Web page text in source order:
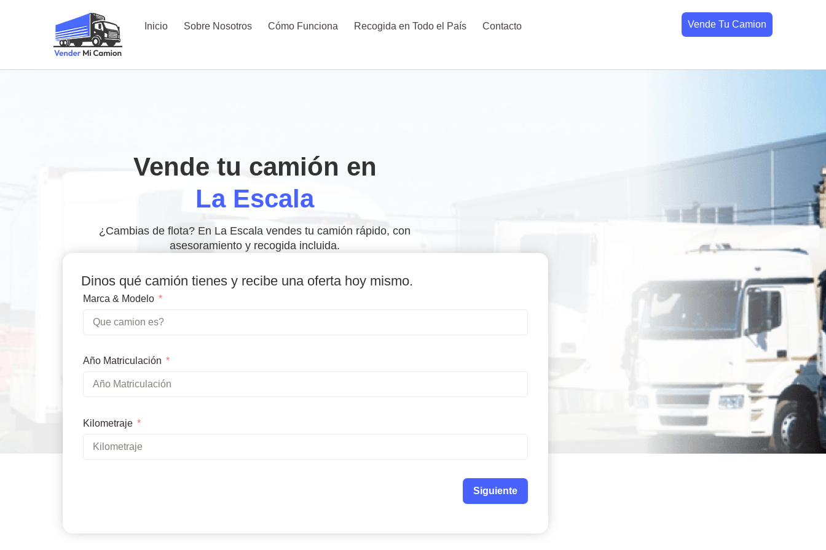
Inicio Sobre Nosotros Cómo Funciona Recogida en Todo el País Contacto Vende Tu Camion
Vende tu camión en
La Escala
¿Cambias de flota? En La Escala vendes tu camión rápido, con
asesoramiento y recogida incluida.
Dinos qué camión tienes y recibe una oferta hoy mismo.
Marca & Modelo
Año Matriculación
Kilometraje
Siguiente